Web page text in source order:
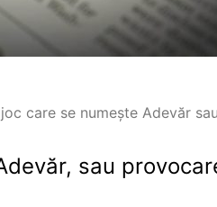
care se numește Adevăr
sau